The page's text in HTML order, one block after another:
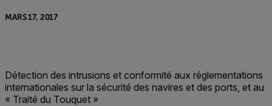
MARS 17, 2017
Détection des intrusions et conformité aux réglementations
internationales sur la sécurité des navires et des ports, et au
« Traité du Touquet »